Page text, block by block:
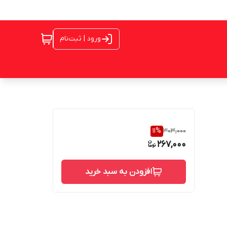
ورود | ثبت‌نام
303,000
11%
267,000
افزودن به سبد خرید